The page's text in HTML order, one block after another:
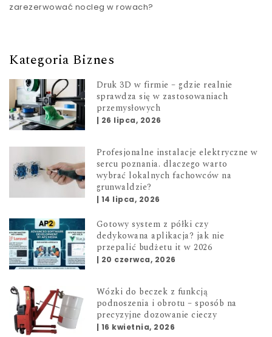
zarezerwować nocleg w rowach?
Kategoria Biznes
Druk 3D w firmie – gdzie realnie
sprawdza się w zastosowaniach
przemysłowych
| 26 lipca, 2026
Profesjonalne instalacje elektryczne w
sercu poznania. dlaczego warto
wybrać lokalnych fachowców na
grunwaldzie?
| 14 lipca, 2026
Gotowy system z półki czy
dedykowana aplikacja? jak nie
przepalić budżetu it w 2026
| 20 czerwca, 2026
Wózki do beczek z funkcją
podnoszenia i obrotu – sposób na
precyzyjne dozowanie cieczy
| 16 kwietnia, 2026